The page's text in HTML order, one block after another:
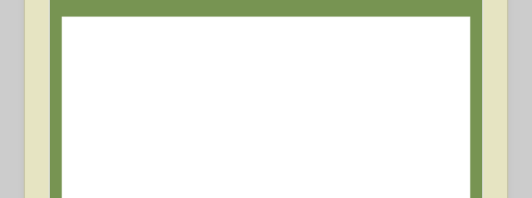
Přihlásit